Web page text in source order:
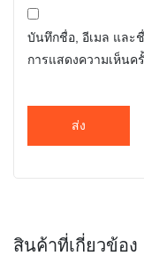
บันทึกชื่อ, อีเมล และ
การแสดงความเห็นค
สินค้าที่เกี่ยวข้อง